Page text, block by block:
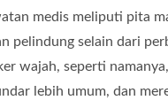
medis meliputi pita
pelindung selain dari
wajah, seperti
lebih umum, dan